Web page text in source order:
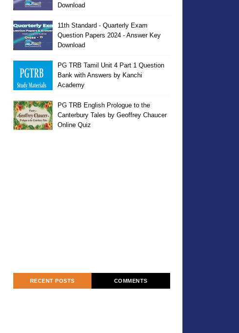
Download
11th Standard - Quarterly Exam
Question Papers 2024 - Answer Key
Download
PG TRB Tamil Unit 4 Part 1 Question
Bank with Answers by Kanchi
Academy
PG TRB English Prologue to the
Canterbury Tales by Geoffrey Chaucer
Online Quiz
RECENT POSTS COMMENTS